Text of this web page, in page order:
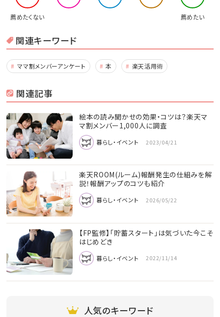
薦めたくない 薦めたい
関連キーワード
ママ割メンバーアンケート 本 楽天活用術
関連記事
絵本の読み聞かせの効果・コツは？楽天マ
マ割メンバー1,000人に調査
暮らし・イベント 2023/04/21
楽天ROOM(ルーム)報酬発生の仕組みを解
説！報酬アップのコツも紹介
暮らし・イベント 2026/05/22
【FP監修】「貯蓄スタート」は気づいた今こそ
はじめどき
暮らし・イベント 2022/11/14
人気のキーワード